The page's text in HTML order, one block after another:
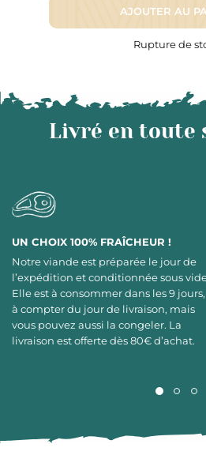
AJOUTER AU
Rupture de
Livré en toute
UN CHOIX 100% FRAÎCHEUR !
Notre viande est préparée le jour de
l’expédition et conditionnée sous
Elle est à consommer dans les 9 jours,
à compter du jour de livraison, mais
vous pouvez aussi la congeler. La
livraison est offerte dès 80€ d’achat.